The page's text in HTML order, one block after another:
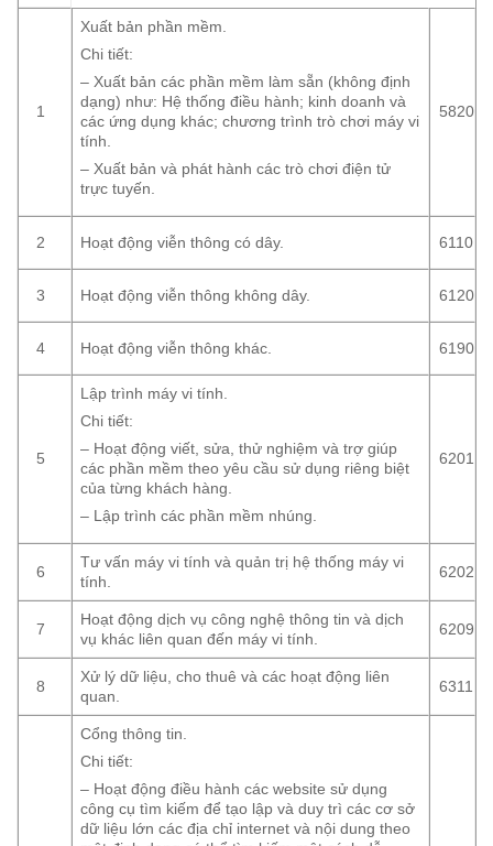
1
Xuất bản phần mềm.
Chi tiết:
– Xuất bản các phần mềm làm sẵn (không định
dạng) như: Hệ thống điều hành; kinh doanh và
các ứng dụng khác; chương trình trò chơi máy vi
tính.
– Xuất bản và phát hành các trò chơi điện tử
trực tuyến.
5820
2 Hoạt động viễn thông có dây. 6110
3 Hoạt động viễn thông không dây. 6120
4 Hoạt động viễn thông khác. 6190
5
Lập trình máy vi tính.
Chi tiết:
– Hoạt động viết, sửa, thử nghiệm và trợ giúp
các phần mềm theo yêu cầu sử dụng riêng biệt
của từng khách hàng.
– Lập trình các phần mềm nhúng.
6201
6
Tư vấn máy vi tính và quản trị hệ thống máy vi
tính.
6202
7
Hoạt động dịch vụ công nghệ thông tin và dịch
vụ khác liên quan đến máy vi tính.
6209
8
Xử lý dữ liệu, cho thuê và các hoạt động liên
quan.
6311
Cổng thông tin.
Chi tiết:
– Hoạt động điều hành các website sử dụng
công cụ tìm kiếm để tạo lập và duy trì các cơ sở
dữ liệu lớn các địa chỉ internet và nội dung theo